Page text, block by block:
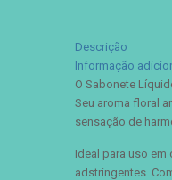
Descrição
Informação
O Sabonete
Seu aroma floral
sensação de
Ideal para uso
adstringentes.